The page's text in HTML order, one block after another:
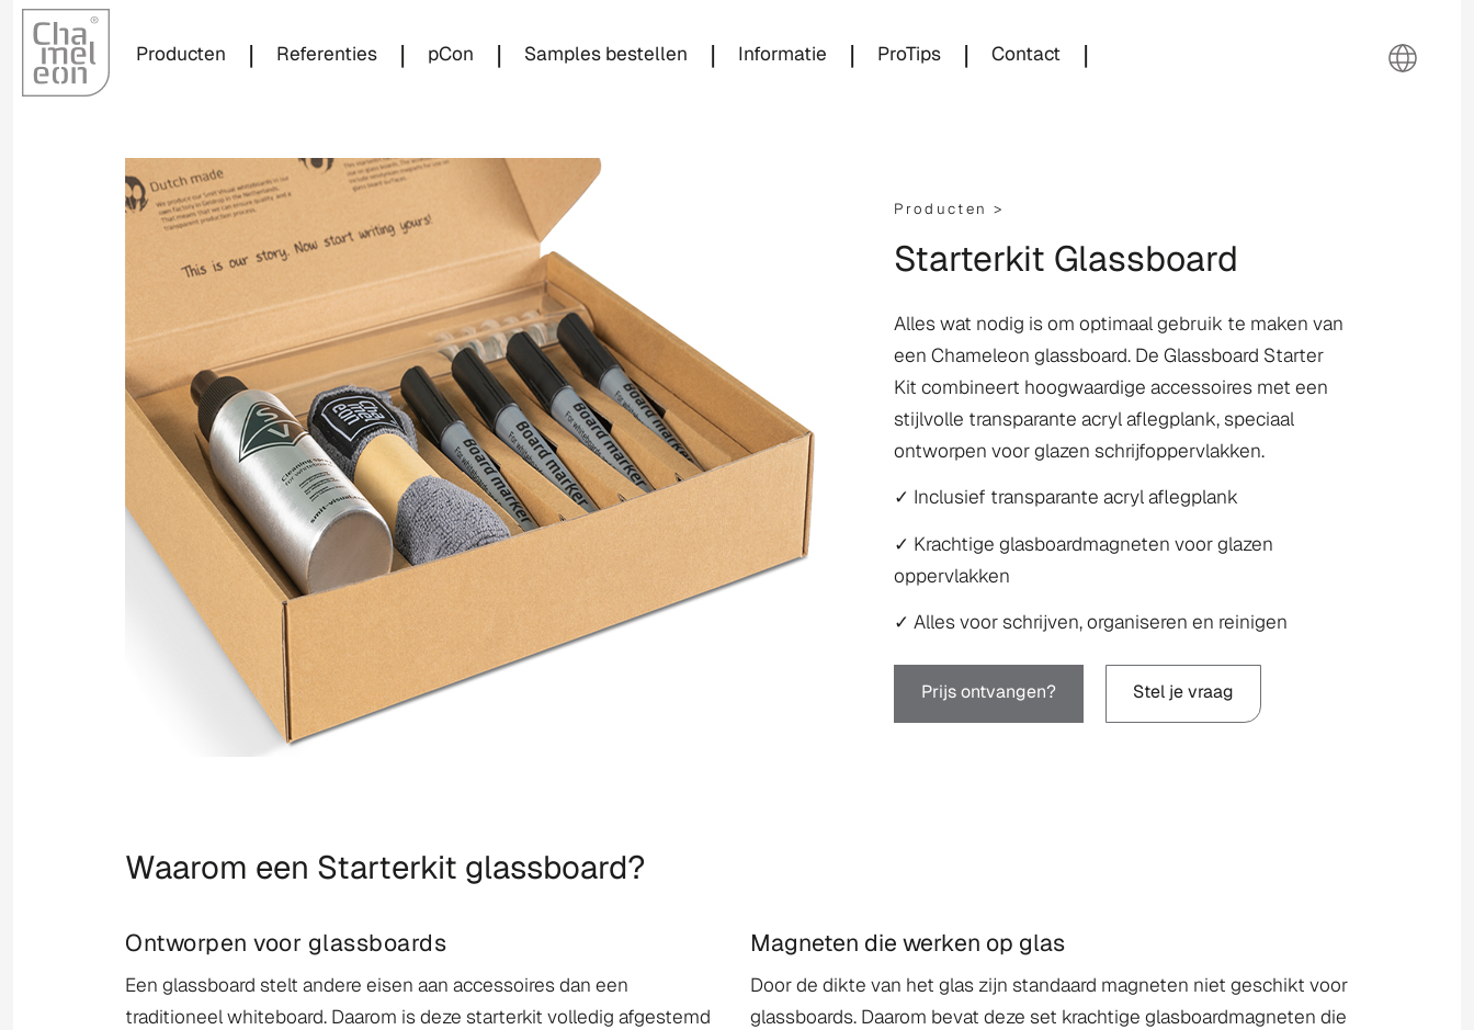
Producten | Referenties | pCon | Samples bestellen | Informatie | ProTips | Contact |
Producten >
Starterkit Glassboard
Alles wat nodig is om optimaal gebruik te maken van
een Chameleon glassboard. De Glassboard Starter
Kit combineert hoogwaardige accessoires met een
stijlvolle transparante acryl aflegplank, speciaal
ontworpen voor glazen schrijfoppervlakken.
✓ Inclusief transparante acryl aflegplank
✓ Krachtige glasboardmagneten voor glazen
oppervlakken
✓ Alles voor schrijven, organiseren en reinigen
Prijs ontvangen? Stel je vraag
Waarom een Starterkit glassboard?
Ontworpen voor glassboards
Een glassboard stelt andere eisen aan accessoires dan een
traditioneel whiteboard. Daarom is deze starterkit volledig afgestemd
Magneten die werken op glas
Door de dikte van het glas zijn standaard magneten niet geschikt voor
glassboards. Daarom bevat deze set krachtige glasboardmagneten die